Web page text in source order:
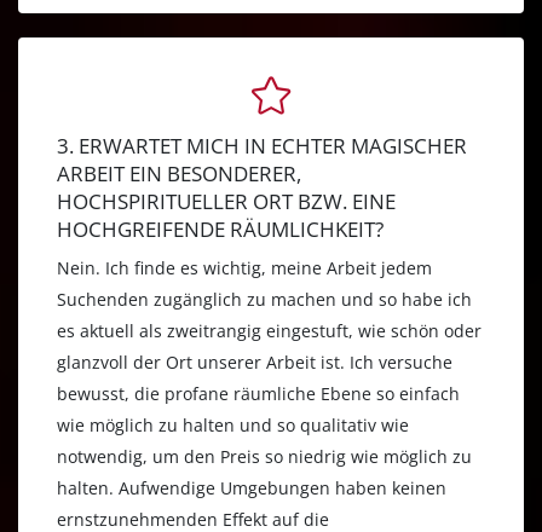
3. ERWARTET MICH IN ECHTER MAGISCHER
ARBEIT EIN BESONDERER,
HOCHSPIRITUELLER ORT BZW. EINE
HOCHGREIFENDE RÄUMLICHKEIT?
Nein. Ich finde es wichtig, meine Arbeit jedem
Suchenden zugänglich zu machen und so habe ich
es aktuell als zweitrangig eingestuft, wie schön oder
glanzvoll der Ort unserer Arbeit ist. Ich versuche
bewusst, die profane räumliche Ebene so einfach
wie möglich zu halten und so qualitativ wie
notwendig, um den Preis so niedrig wie möglich zu
halten. Aufwendige Umgebungen haben keinen
ernstzunehmenden Effekt auf die